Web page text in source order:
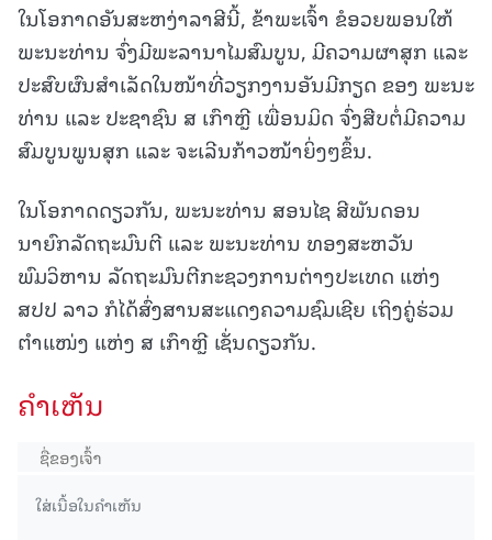
ໃນໂອກາດອັນສະຫງ່າລາສີນີ້, ຂ້າພະເຈົ້າ ຂໍອວຍພອນໃຫ້
ພະນະທ່ານ ຈົ່ງມີພະລານາໄມສົມບູນ, ມີຄວາມຜາສຸກ ແລະ
ປະສົບຜົນສຳເລັດໃນໜ້າທີ່ວຽກງານອັນມີກຽດ ຂອງ ພະນະ
ທ່ານ ແລະ ປະຊາຊົນ ສ ເກົາຫຼີ ເພື່ອນມິດ ຈົ່ງສືບຕໍ່ມີຄວາມ
ສົມບູນພູນສຸກ ແລະ ຈະເລີນກ້າວໜ້າຍິ່ງໆຂຶ້ນ.
ໃນໂອກາດດຽວກັນ, ພະນະທ່ານ ສອນໄຊ ສີພັນດອນ
ນາຍົກລັດຖະມົນຕີ ແລະ ພະນະທ່ານ ທອງສະຫວັນ
ພົມວິຫານ ລັດຖະມົນຕີກະຊວງການຕ່າງປະເທດ ແຫ່ງ
ສປປ ລາວ ກໍໄດ້ສົ່ງສານສະແດງຄວາມຊົມເຊີຍ ເຖິງຄູ່ຮ່ວມ
ຕຳແໜ່ງ ແຫ່ງ ສ ເກົາຫຼີ ເຊັ່ນດຽວກັນ.
ຄໍາເຫັນ